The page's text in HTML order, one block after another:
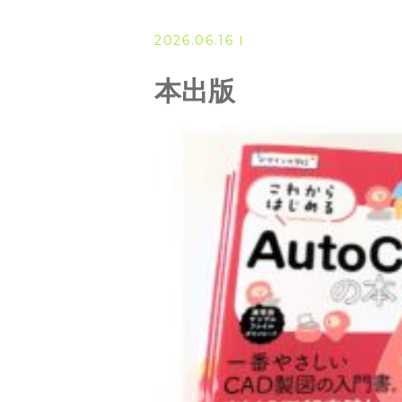
◆ オンラインによる授業／体験
◇ 書籍出版
◇ Youtubeチャンネル・ラ
◇ よくある質問
◇ お客様の声
◇ ブログ
2026.06.16
本出版